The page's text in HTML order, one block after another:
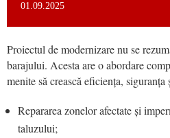
01.09.2025
Proiectul de modernizare nu se
barajului. Acesta are o abordare
menite să crească eficiența,
Repararea zonelor afectate și
taluzului;